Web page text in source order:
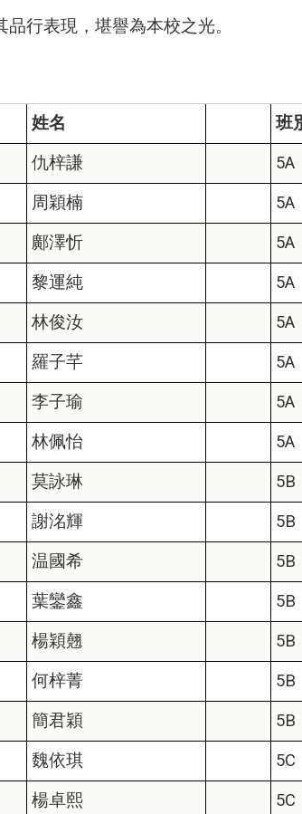
行表現，堪譽為本校之光。
姓名 班
仇梓謙 5A
周穎楠 5A
鄺澤忻 5A
黎運純 5A
林俊汝 5A
羅子芊 5A
李子瑜 5A
林佩怡 5A
莫詠琳 5B
謝洺輝 5B
温國希 5B
葉鑾鑫 5B
楊穎翹 5B
何梓菁 5B
簡君穎 5B
魏依琪 5C
楊卓熙 5C